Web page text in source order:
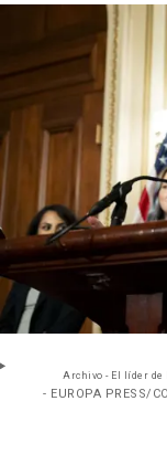
Archivo - El líder de
- EUROPA PRESS/